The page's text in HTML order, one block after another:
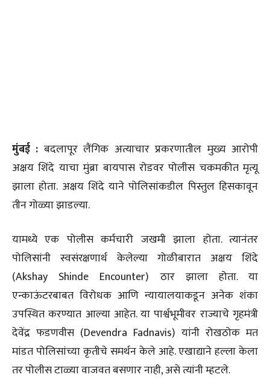
मुंबई : बदलापूर लैंगिक अत्याचार प्रकरणातील मुख्य आरोपी
अक्षय शिंदे याचा मुंब्रा बायपास रोडवर पोलीस चकमकीत मृत्यू
झाला होता. अक्षय शिंदे याने पोलिसांकडील पिस्तुल हिसकावून
तीन गोळ्या झाडल्या.
यामध्ये एक पोलीस कर्मचारी जखमी झाला होता. त्यानंतर
पोलिसांनी स्वसंरक्षणार्थ केलेल्या गोळीबारात अक्षय शिंदे
(Akshay Shinde Encounter) ठार झाला होता. या
एन्काऊंटरबाबत विरोधक आणि न्यायालयाकडून अनेक शंका
उपस्थित करण्यात आल्या आहेत. या पार्श्वभूमीवर राज्याचे गृहमंत्री
देवेंद्र फडणवीस (Devendra Fadnavis) यांनी रोखठोक मत
मांडत पोलिसांच्या कृतीचे समर्थन केले आहे. एखाद्याने हल्ला केला
तर पोलीस टाळ्या वाजवत बसणार नाही, असे त्यांनी म्हटले.